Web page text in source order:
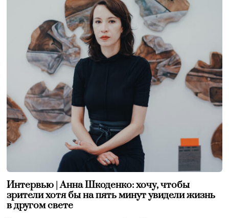
Интервью | Анна Шкоденко: хочу, чтобы
зрители хотя бы на пять минут увидели жизнь
в другом свете